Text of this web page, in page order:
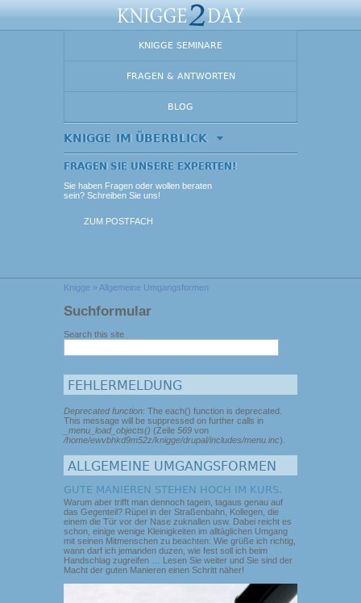
KNIGGE SEMINARE
FRAGEN & ANTWORTEN
BLOG
KNIGGE IM ÜBERBLICK
FRAGEN SIE UNSERE EXPERTEN!
Sie haben Fragen oder wollen beraten
sein? Schreiben Sie uns!
ZUM POSTFACH
Knigge » Allgemeine Umgangsformen
Suchformular
Search this site
FEHLERMELDUNG
Deprecated function: The each() function is deprecated.
This message will be suppressed on further calls in
_menu_load_objects() (Zeile 569 von
/home/ewvbhkd9m52z/knigge/drupal/includes/menu.inc).
ALLGEMEINE UMGANGSFORMEN
GUTE MANIEREN STEHEN HOCH IM KURS.
Warum aber trifft man dennoch tagein, tagaus genau auf
das Gegenteil? Rüpel in der Straßenbahn, Kollegen, die
einem die Tür vor der Nase zuknallen usw. Dabei reicht es
schon, einige wenige Kleinigkeiten im alltäglichen Umgang
mit seinen Mitmenschen zu beachten: Wie grüße ich richtig,
wann darf ich jemanden duzen, wie fest soll ich beim
Handschlag zugreifen … Lesen Sie weiter und Sie sind der
Macht der guten Manieren einen Schritt näher!